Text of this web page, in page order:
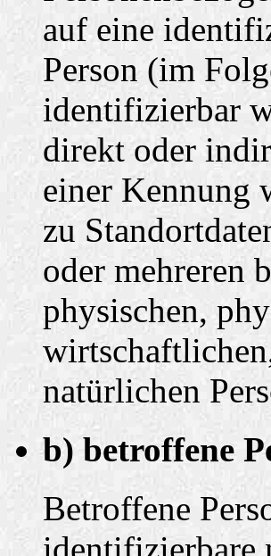
auf eine
Person (im
identifizierbar
direkt oder
einer Kennung
zu
oder mehreren
physischen,
natürlichen
b) betroffene
Betroffene